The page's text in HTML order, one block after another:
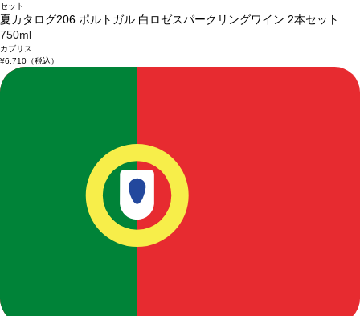
セット
夏カタログ206 ポルトガル 白ロゼスパークリングワイン 2本セット
750ml
カブリス
¥6,710（税込）